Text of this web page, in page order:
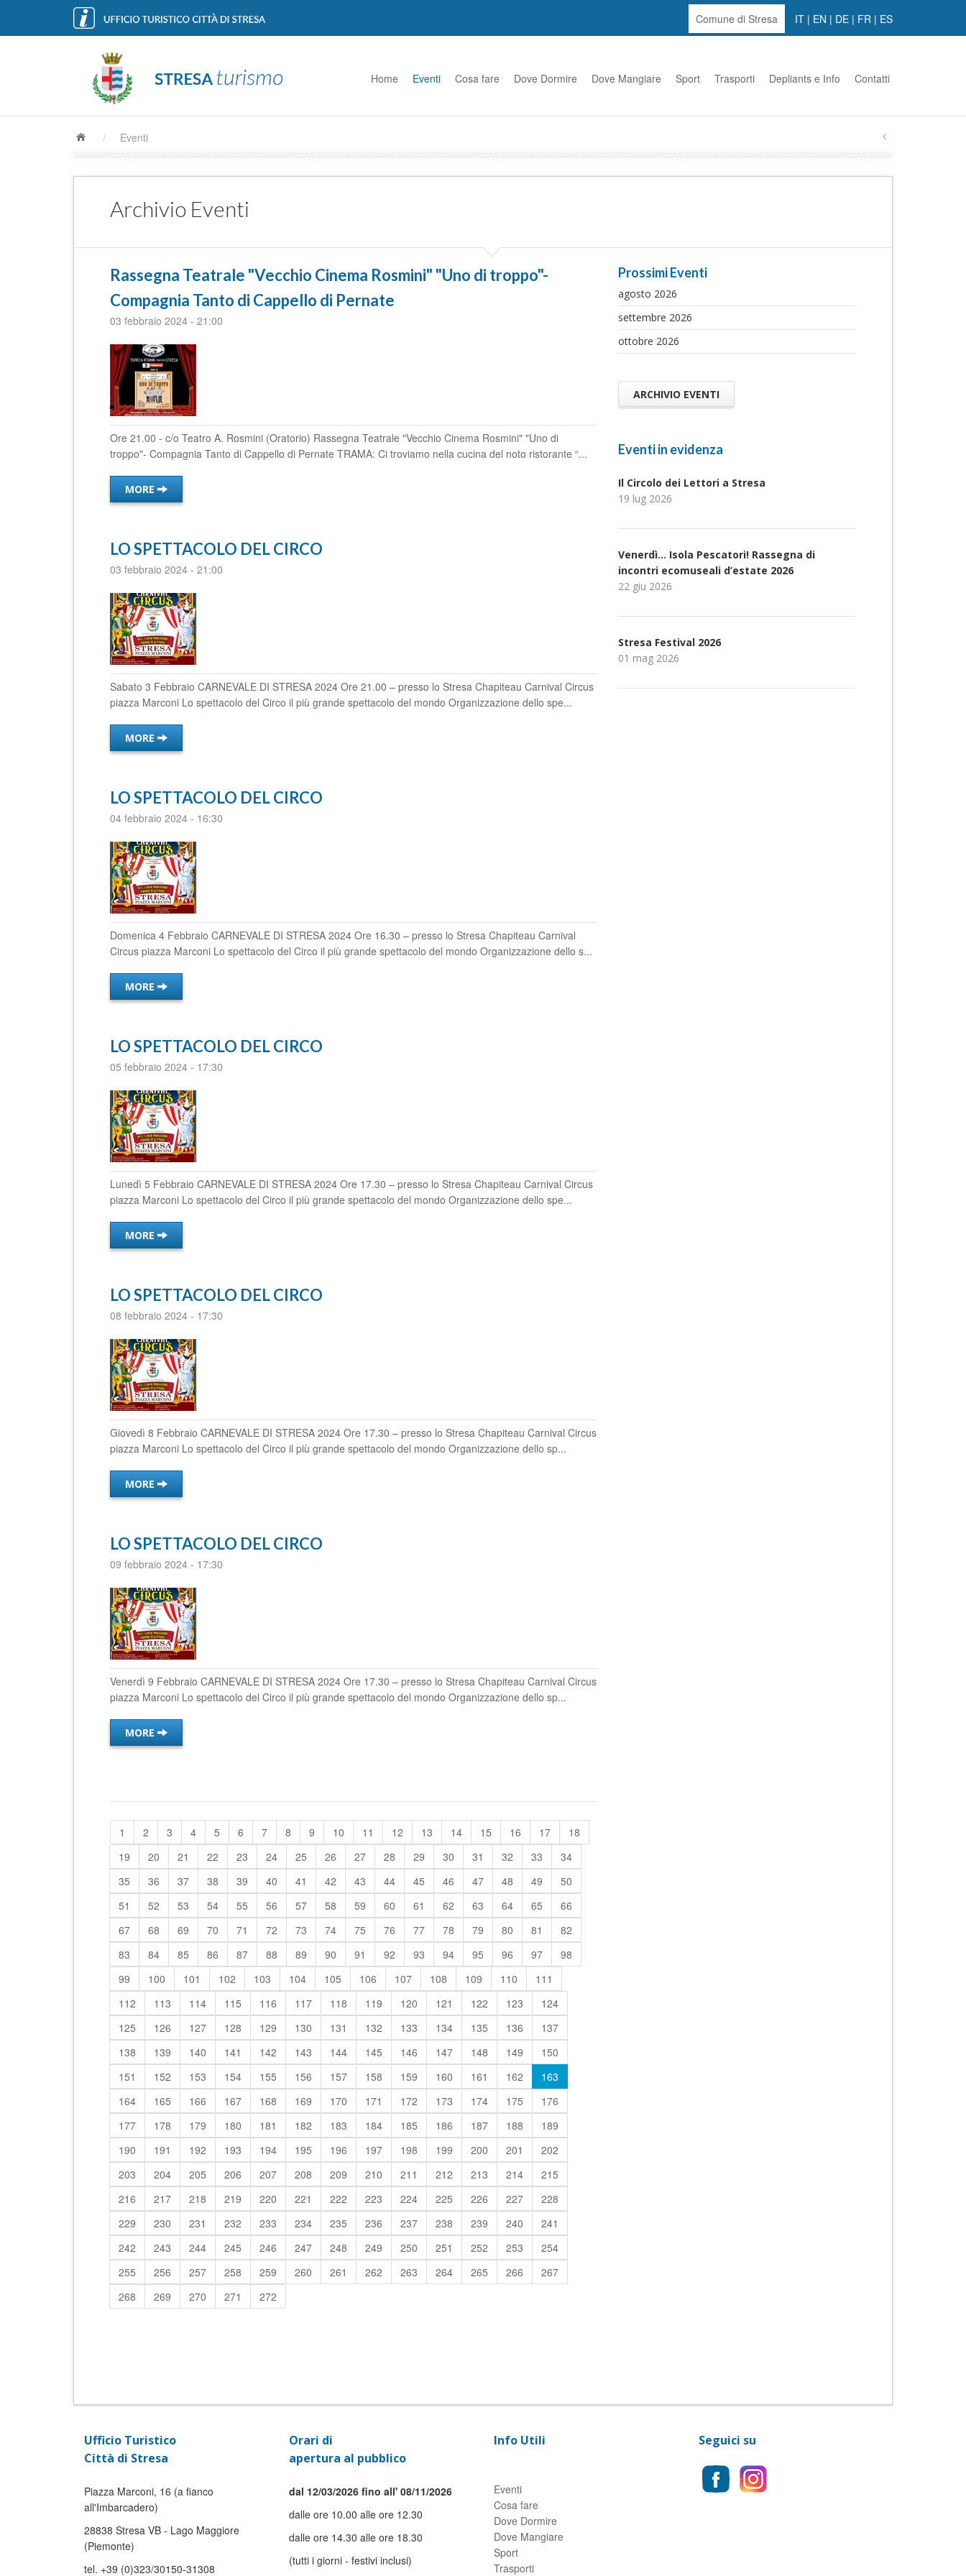
Comune di Stresa IT | EN | DE | FR | ES
Home Eventi Cosa fare Dove Dormire Dove Mangiare Sport Trasporti Depliants e Info Contatti
/ Eventi
Archivio Eventi
Rassegna Teatrale "Vecchio Cinema Rosmini" "Uno di troppo"-
Compagnia Tanto di Cappello di Pernate
03 febbraio 2024 - 21:00
Ore 21.00 - c/o Teatro A. Rosmini (Oratorio) Rassegna Teatrale "Vecchio Cinema Rosmini" "Uno di
troppo"- Compagnia Tanto di Cappello di Pernate TRAMA: Ci troviamo nella cucina del noto ristorante “...
MORE
LO SPETTACOLO DEL CIRCO
03 febbraio 2024 - 21:00
Sabato 3 Febbraio CARNEVALE DI STRESA 2024 Ore 21.00 – presso lo Stresa Chapiteau Carnival Circus
piazza Marconi Lo spettacolo del Circo il più grande spettacolo del mondo Organizzazione dello spe...
MORE
LO SPETTACOLO DEL CIRCO
04 febbraio 2024 - 16:30
Domenica 4 Febbraio CARNEVALE DI STRESA 2024 Ore 16.30 – presso lo Stresa Chapiteau Carnival
Circus piazza Marconi Lo spettacolo del Circo il più grande spettacolo del mondo Organizzazione dello s...
MORE
LO SPETTACOLO DEL CIRCO
05 febbraio 2024 - 17:30
Lunedì 5 Febbraio CARNEVALE DI STRESA 2024 Ore 17.30 – presso lo Stresa Chapiteau Carnival Circus
piazza Marconi Lo spettacolo del Circo il più grande spettacolo del mondo Organizzazione dello spe...
MORE
LO SPETTACOLO DEL CIRCO
08 febbraio 2024 - 17:30
Giovedì 8 Febbraio CARNEVALE DI STRESA 2024 Ore 17.30 – presso lo Stresa Chapiteau Carnival Circus
piazza Marconi Lo spettacolo del Circo il più grande spettacolo del mondo Organizzazione dello sp...
MORE
LO SPETTACOLO DEL CIRCO
09 febbraio 2024 - 17:30
Venerdì 9 Febbraio CARNEVALE DI STRESA 2024 Ore 17.30 – presso lo Stresa Chapiteau Carnival Circus
piazza Marconi Lo spettacolo del Circo il più grande spettacolo del mondo Organizzazione dello sp...
MORE
1 2 3 4 5 6 7 8 9 10 11 12 13 14 15 16 17
18
19
20 21 22 23 24 25 26 27 28 29 30 31 32 33
34
35
36 37 38 39 40 41 42 43 44 45 46 47 48 49
50
51
52 53 54 55 56 57 58 59 60 61 62 63 64 65
66
67
68 69 70 71 72 73 74 75 76 77 78 79 80 81
82
83
84 85 86 87 88 89 90 91 92 93 94 95 96 97
98
99
100 101 102 103 104 105 106 107 108 109 110
111
112
113 114 115 116 117 118 119 120 121 122 123
124
125
126 127 128 129 130 131 132 133 134 135 136
137
138
139 140 141 142 143 144 145 146 147 148 149
150
151
152 153 154 155 156 157 158 159 160 161 162
163
164
165 166 167 168 169 170 171 172 173 174 175
176
177
178 179 180 181 182 183 184 185 186 187 188
189
190
191 192 193 194 195 196 197 198 199 200 201
202
203
204 205 206 207 208 209 210 211 212 213 214
215
216
217 218 219 220 221 222 223 224 225 226 227
228
229
230 231 232 233 234 235 236 237 238 239 240
241
242
243 244 245 246 247 248 249 250 251 252 253
254
255
256 257 258 259 260 261 262 263 264 265 266
267
268
269 270 271 272
Prossimi Eventi
agosto 2026
settembre 2026
ottobre 2026
ARCHIVIO EVENTI
Eventi in evidenza
Il Circolo dei Lettori a Stresa
19 lug 2026
Venerdì… Isola Pescatori! Rassegna di
incontri ecomuseali d’estate 2026
22 giu 2026
Stresa Festival 2026
01 mag 2026
Ufficio Turistico
Città di Stresa
Piazza Marconi, 16 (a fianco
all'Imbarcadero)
28838 Stresa VB - Lago Maggiore
(Piemonte)
tel. +39 (0)323/30150-31308
Orari di
apertura al pubblico
dal 12/03/2026 fino all' 08/11/2026
dalle ore 10.00 alle ore 12.30
dalle ore 14.30 alle ore 18.30
(tutti i giorni - festivi inclusi)
Info Utili
Eventi
Cosa fare
Dove Dormire
Dove Mangiare
Sport
Trasporti
Seguici su